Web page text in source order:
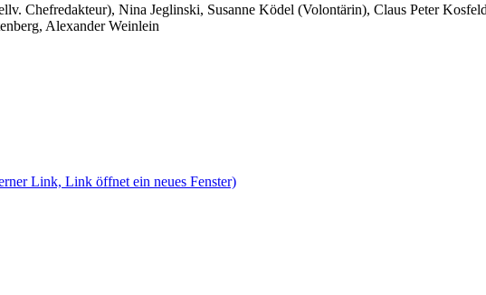
Chefredakteur), Nina Jeglinski, Susanne Ködel (Volontärin), Claus Peter
Alexander Weinlein
Link, Link öffnet ein neues Fenster)